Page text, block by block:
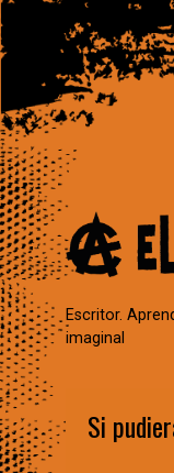
Escritor.
imaginal
Si